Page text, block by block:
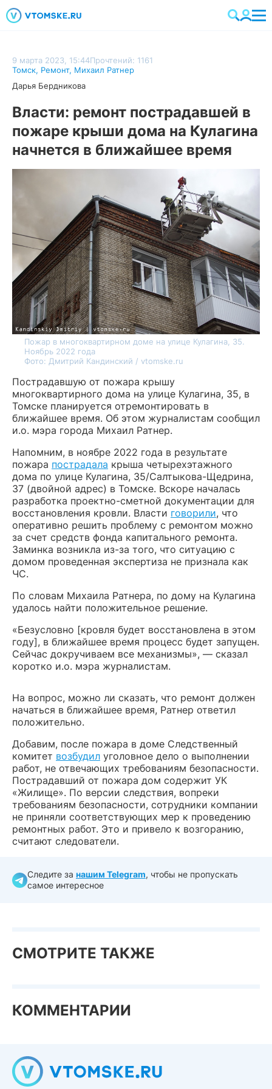
9 марта 2023, 15:44Прочтений: 1161
Томск, Ремонт, Михаил Ратнер
Дарья Бердникова
Власти: ремонт пострадавшей в
пожаре крыши дома на Кулагина
начнется в ближайшее время
Пожар в многоквартирном доме на улице Кулагина, 35.
Ноябрь 2022 года
Фото: Дмитрий Кандинский / vtomske.ru
Пострадавшую от пожара крышу
многоквартирного дома на улице Кулагина, 35, в
Томске планируется отремонтировать в
ближайшее время. Об этом журналистам сообщил
и.о. мэра города Михаил Ратнер.
Напомним, в ноябре 2022 года в результате
пожара пострадала крыша четырехэтажного
дома по улице Кулагина, 35/Салтыкова-Щедрина,
37 (двойной адрес) в Томске. Вскоре началась
разработка проектно-сметной документации для
восстановления кровли. Власти говорили, что
оперативно решить проблему с ремонтом можно
за счет средств фонда капитального ремонта.
Заминка возникла из-за того, что ситуацию с
домом проведенная экспертиза не признала как
ЧС.
По словам Михаила Ратнера, по дому на Кулагина
удалось найти положительное решение.
«Безусловно [кровля будет восстановлена в этом
году], в ближайшее время процесс будет запущен.
Сейчас докручиваем все механизмы», — сказал
коротко и.о. мэра журналистам.
На вопрос, можно ли сказать, что ремонт должен
начаться в ближайшее время, Ратнер ответил
положительно.
Добавим, после пожара в доме Следственный
комитет возбудил уголовное дело о выполнении
работ, не отвечающих требованиям безопасности.
Пострадавший от пожара дом содержит УК
«Жилище». По версии следствия, вопреки
требованиям безопасности, сотрудники компании
не приняли соответствующих мер к проведению
ремонтных работ. Это и привело к возгоранию,
считают следователи.
Следите за нашим Telegram, чтобы не пропускать
самое интересное
СМОТРИТЕ ТАКЖЕ
КОММЕНТАРИИ